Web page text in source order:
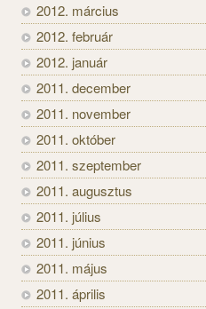
2012. március
2012. február
2012. január
2011. december
2011. november
2011. október
2011. szeptember
2011. augusztus
2011. július
2011. június
2011. május
2011. április